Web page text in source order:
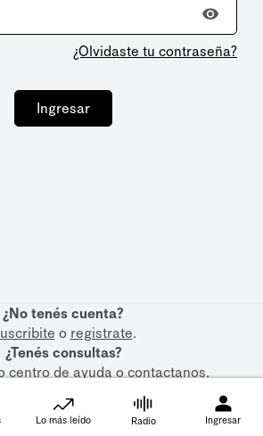
¿Olvidaste tu contraseña?
Ingresar
¿No tenés cuenta?
o registrate.
¿Tenés consultas?
centro de ayudaocontactanos.
Lo más leído Radio Ingresar